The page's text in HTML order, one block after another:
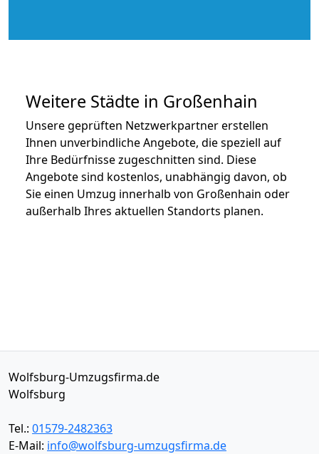
Weitere Städte in Großenhain
Unsere geprüften Netzwerkpartner erstellen
Ihnen unverbindliche Angebote, die speziell auf
Ihre Bedürfnisse zugeschnitten sind. Diese
Angebote sind kostenlos, unabhängig davon, ob
Sie einen Umzug innerhalb von Großenhain oder
außerhalb Ihres aktuellen Standorts planen.
Wolfsburg-Umzugsfirma.de
Wolfsburg
Tel.: 01579-2482363
E-Mail: info@wolfsburg-umzugsfirma.de